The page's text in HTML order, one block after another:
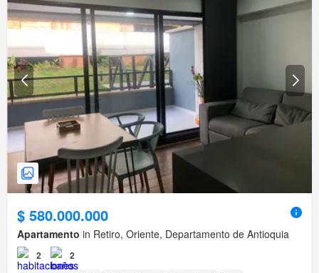
$ 580.000.000
Apartamento in Retiro, Oriente, Departamento de Antioquia
2 2